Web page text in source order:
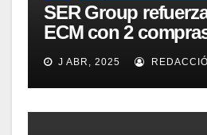
SER Group
ECM con 2
marzo
J ABR, 2025